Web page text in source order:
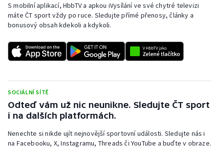
Rychlostní kanoistika
Sportovní střelba
Stolní tenis
Triatlon
Veslování
S mobilní aplikací, HbbTV a apkou iVysílání ve své chytré televizi
máte ČT sport vždy po ruce. Sledujte přímé přenosy, články a
bonusový obsah kdekoli a kdykoli.
SOCIÁLNÍ SÍTĚ
Odteď vám už nic neunikne. Sledujte ČT sport
i na dalších platformách.
Nenechte si nikde ujít nejnovější sportovní události. Sledujte nás i
na Facebooku, X, Instagramu, Threads či YouTube a buďte v obraze.